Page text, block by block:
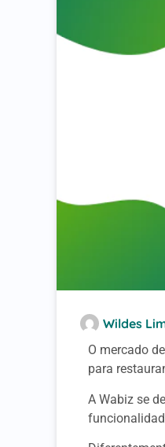
Wildes
O mercado
para
A Wabiz se